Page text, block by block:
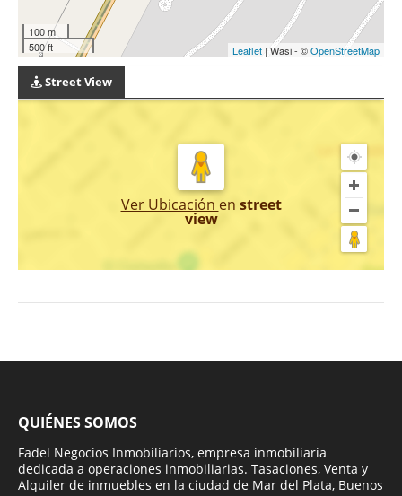
100 m
500 ft
Leaflet | Wasi - ©OpenStreetMap
Street View
Ver Ubicación en street
view
QUIÉNES SOMOS
Fadel Negocios Inmobiliarios, empresa inmobiliaria
dedicada a operaciones inmobiliarias. Tasaciones, Venta y
Alquiler de inmuebles en la ciudad de Mar del Plata, Buenos